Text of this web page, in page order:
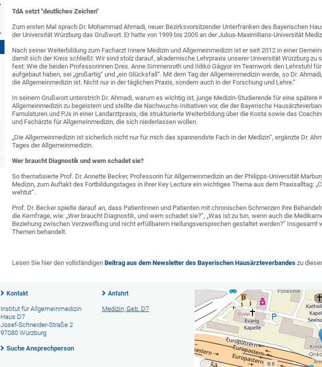
TdA setzt "deutliches Zeichen"
Zum ersten Mal sprach Dr. Mohammad Ahmadi, neuer Bezirksvorsitzender Unterfranken des Bayerischen
der Universität Würzburg das Grußwort. Er hatte von 1999 bis 2005 an der Julius-Maximilians-Universität
Nach seiner Weiterbildung zum Facharzt Innere Medizin und Allgemeinmedizin ist er seit 2012 in einer
damit sich der Kreis schließt: Wir sind stolz darauf, akademische Lehrpraxis unserer Universität Würzburg zu
fest: Wie die beiden Professorinnen Dres. Anne Simmenroth und Ildikó Gágyor im Teamwork den Lehrstuhl
aufgebaut haben, sei „großartig“ und „ein Glücksfall“. Mit dem Tag der Allgemeinmedizin werde, so Dr.
die Allgemeinmedizin ist. Nicht nur in der täglichen Praxis, sondern auch in der Forschung und Lehre.“
In seinem Grußwort unterstrich Dr. Ahmadi, warum es wichtig ist, junge Medizin-Studierende für eine spätere
Allgemeinmedizin zu begeistern und stellte die Nachwuchs-Initiativen vor, die der Bayerische
Famulaturen und PJs in einer Landarztpraxis, die strukturierte Weiterbildung über die Kosta sowie das
und Fachärzte für Allgemeinmedizin, die sich niederlassen wollen.
„Die Allgemeinmedizin ist sicherlich nicht nur für mich das spannendste Fach in der Medizin“, ergänzte Dr.
Tages der Allgemeinmedizin.
Wer braucht Diagnostik und wem schadet sie?
So thematisierte Prof. Dr. Annette Becker, Professorin für Allgemeinmedizin an der Philipps-Universität
Medizin, zum Auftakt des Fortbildungstages in ihrer Key Lecture ein wichtiges Thema aus dem Praxisalltag:
wehtut“.
Prof. Dr. Becker spielte darauf an, dass Patientinnen und Patienten mit chronischen Schmerzen ihre
die Kernfrage, wie: „Wer braucht Diagnostik, und wem schadet sie?“, „Was ist zu tun, wenn auch die
Beziehung zwischen Verzweiflung und nicht erfüllbarem Heilungsversprechen gestaltet werden?“
Themen behandelt.
Lesen Sie hier den vollständigenBeitrag aus dem Newsletter des Bayerischen Hausärzteverbandes zu
Kontakt
Institut für Allgemeinmedizin
Haus D7
Josef-Schneider-Straße 2
97080 Würzburg
Suche Ansprechperson
Anfahrt
Medizin, Geb. D7